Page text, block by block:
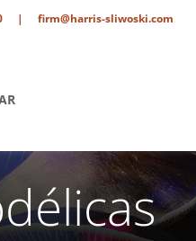
| firm@harris-sliwoski.com